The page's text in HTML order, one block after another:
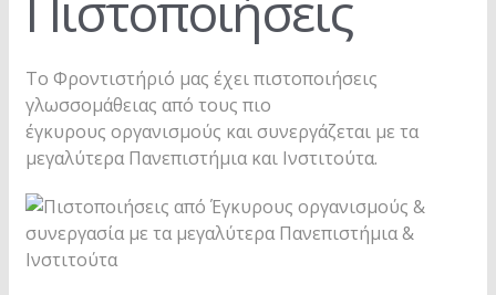
Το Φροντιστήριό μας έχει πιστοποιήσεις
γλωσσομάθειας από τους πιο
έγκυρους οργανισμούς και συνεργάζεται με τα
μεγαλύτερα Πανεπιστήμια και Ινστιτούτα.